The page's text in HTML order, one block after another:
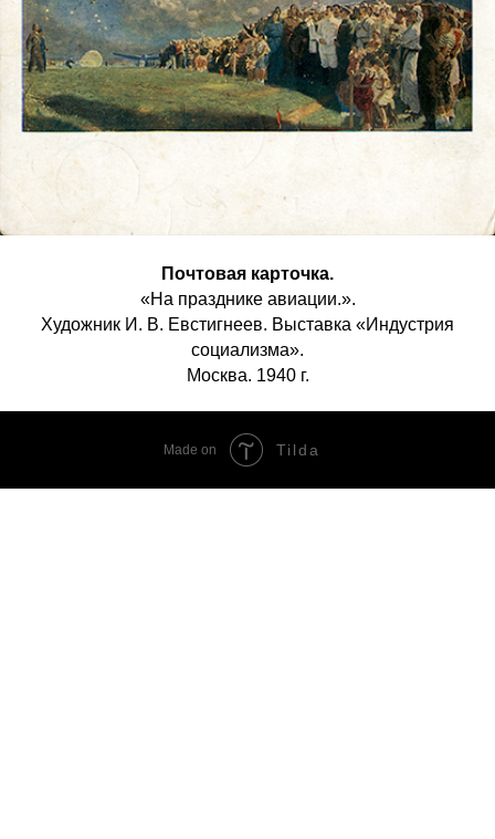
Почтовая карточка.
«На празднике авиации.».
Художник И. В. Евстигнеев. Выставка «Индустрия
социализма».
Москва. 1940 г.
Made on Tilda